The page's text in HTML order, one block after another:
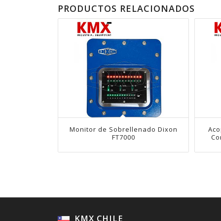
PRODUCTOS RELACIONADOS
Monitor de Sobrellenado Dixon
FT7000
KMX CHILE